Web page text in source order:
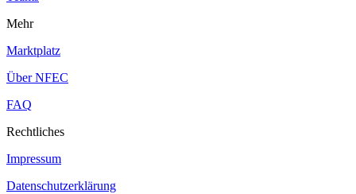
Mehr
Marktplatz
Über NFEC
FAQ
Rechtliches
Impressum
Datenschutzerklärung